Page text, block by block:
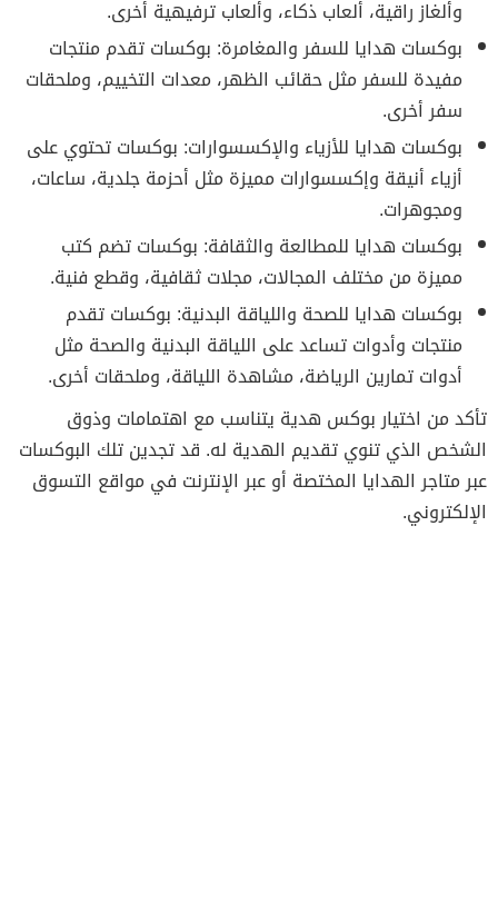
وألغاز راقية، ألعاب ذكاء، وألعاب ترفيهية أخرى.
بوكسات هدايا للسفر والمغامرة: بوكسات تقدم منتجات
مفيدة للسفر مثل حقائب الظهر، معدات التخييم، وملحقات
سفر أخرى.
بوكسات هدايا للأزياء والإكسسوارات: بوكسات تحتوي على
أزياء أنيقة وإكسسوارات مميزة مثل أحزمة جلدية، ساعات،
ومجوهرات.
بوكسات هدايا للمطالعة والثقافة: بوكسات تضم كتب
مميزة من مختلف المجالات، مجلات ثقافية، وقطع فنية.
بوكسات هدايا للصحة واللياقة البدنية: بوكسات تقدم
منتجات وأدوات تساعد على اللياقة البدنية والصحة مثل
أدوات تمارين الرياضة، مشاهدة اللياقة، وملحقات أخرى.
تأكد من اختيار بوكس هدية يتناسب مع اهتمامات وذوق
الشخص الذي تنوي تقديم الهدية له. قد تجدين تلك البوكسات
عبر متاجر الهدايا المختصة أو عبر الإنترنت في مواقع التسوق
الإلكتروني.